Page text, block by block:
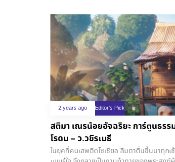
2 years ago Editor's Pick
สติมา เณรน้อยอัจฉริยะ การ์ตูนธรร
โรดม – ว.วชิรเมธี
ในยุคที่คนเสพติดโซเชียล ลืมตาตื่นขึ้นมาทุกเ